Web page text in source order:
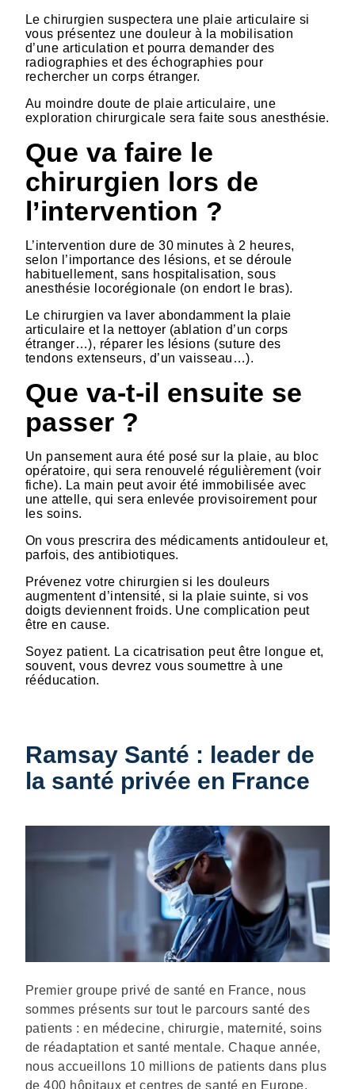
Le chirurgien suspectera une plaie articulaire si
vous présentez une douleur à la mobilisation
d’une articulation et pourra demander des
radiographies et des échographies pour
rechercher un corps étranger.
Au moindre doute de plaie articulaire, une
exploration chirurgicale sera faite sous anesthésie.
Que va faire le
chirurgien lors de
l’intervention ?
L’intervention dure de 30 minutes à 2 heures,
selon l’importance des lésions, et se déroule
habituellement, sans hospitalisation, sous
anesthésie locorégionale (on endort le bras).
Le chirurgien va laver abondamment la plaie
articulaire et la nettoyer (ablation d’un corps
étranger…), réparer les lésions (suture des
tendons extenseurs, d’un vaisseau…).
Que va-t-il ensuite se
passer ?
Un pansement aura été posé sur la plaie, au bloc
opératoire, qui sera renouvelé régulièrement (voir
fiche). La main peut avoir été immobilisée avec
une attelle, qui sera enlevée provisoirement pour
les soins.
On vous prescrira des médicaments antidouleur et,
parfois, des antibiotiques.
Prévenez votre chirurgien si les douleurs
augmentent d’intensité, si la plaie suinte, si vos
doigts deviennent froids. Une complication peut
être en cause.
Soyez patient. La cicatrisation peut être longue et,
souvent, vous devrez vous soumettre à une
rééducation.
Ramsay Santé : leader de
la santé privée en France
Description
Premier groupe privé de santé en France, nous
sommes présents sur tout le parcours santé des
patients : en médecine, chirurgie, maternité, soins
de réadaptation et santé mentale. Chaque année,
nous accueillons 10 millions de patients dans plus
de 400 hôpitaux et centres de santé en Europe.